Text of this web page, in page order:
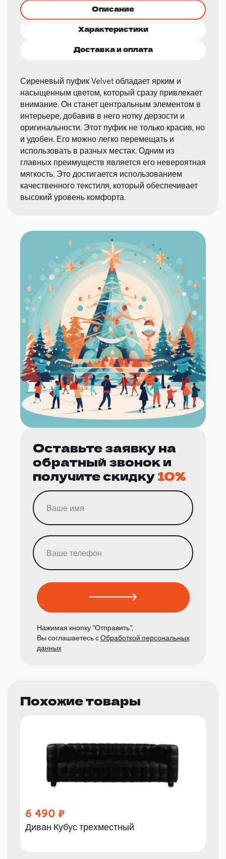
Описание
Характеристики
Доставка и оплата
Сиреневый пуфик Velvet обладает ярким и
насыщенным цветом, который сразу привлекает
внимание. Он станет центральным элементом в
интерьере, добавив в него нотку дерзости и
оригинальности. Этот пуфик не только красив, но
и удобен. Его можно легко перемещать и
использовать в разных местах. Одним из
главных преимуществ является его невероятная
мягкость. Это достигается использованием
качественного текстиля, который обеспечивает
высокий уровень комфорта.
Оставьте заявку на
обратный звонок и
получите скидку10%
Нажимая кнопку “Отправить”,
Вы соглашаетесь сОбработкой персональных
данных
Похожие товары
6 490
Диван Кубус трехместный